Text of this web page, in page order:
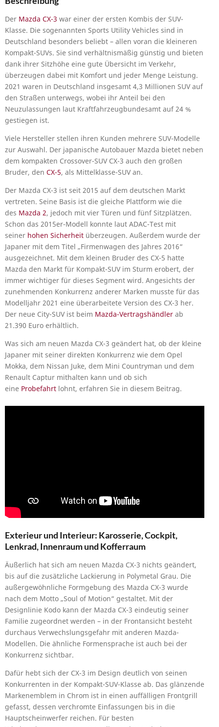
Der Mazda CX-3 war einer der ersten Kombis der SUV-
Klasse. Die sogenannten Sports Utility Vehicles sind in
Deutschland besonders beliebt – allen voran die kleineren
Kompakt-SUVs. Sie sind verhältnismäßig günstig und bieten
dank ihrer Sitzhöhe eine gute Übersicht im Verkehr,
überzeugen dabei mit Komfort und jeder Menge Leistung.
2021 waren in Deutschland insgesamt 4,3 Millionen SUV auf
den Straßen unterwegs, wobei ihr Anteil bei den
Neuzulassungen laut Kraftfahrzeugbundesamt auf 24 %
gestiegen ist.
Viele Hersteller stellen ihren Kunden mehrere SUV-Modelle
zur Auswahl. Der japanische Autobauer Mazda bietet neben
dem kompakten Crossover-SUV CX-3 auch den großen
Bruder, den CX-5, als Mittelklasse-SUV an.
Der Mazda CX-3 ist seit 2015 auf dem deutschen Markt
vertreten. Seine Basis ist die gleiche Plattform wie die
des Mazda 2, jedoch mit vier Türen und fünf Sitzplätzen.
Schon das 2015er-Modell konnte laut ADAC-Test mit
seiner hohen Sicherheitüberzeugen. Außerdem wurde der
Japaner mit dem Titel „Firmenwagen des Jahres 2016“
ausgezeichnet. Mit dem kleinen Bruder des CX-5 hatte
Mazda den Markt für Kompakt-SUV im Sturm erobert, der
immer wichtiger für dieses Segment wird. Angesichts der
zunehmenden Konkurrenz anderer Marken musste für das
Modelljahr 2021 eine überarbeitete Version des CX-3 her.
Der neue City-SUV ist beim Mazda-Vertragshändlerab
21.390 Euro erhältlich.
Was sich am neuen Mazda CX-3 geändert hat, ob der kleine
Japaner mit seiner direkten Konkurrenz wie dem Opel
Mokka, dem Nissan Juke, dem Mini Countryman und dem
Renault Captur mithalten kann und ob sich
eine Probefahrtlohnt, erfahren Sie in diesem Beitrag.
Exterieur und Interieur: Karosserie, Cockpit,
Lenkrad, Innenraum und Kofferraum
Äußerlich hat sich am neuen Mazda CX-3 nichts geändert,
bis auf die zusätzliche Lackierung in Polymetal Grau. Die
außergewöhnliche Formgebung des Mazda CX-3 wurde
nach dem Motto „Soul of Motion“ gestaltet. Mit der
Designlinie Kodo kann der Mazda CX-3 eindeutig seiner
Familie zugeordnet werden – in der Frontansicht besteht
durchaus Verwechslungsgefahr mit anderen Mazda-
Modellen. Die ähnliche Formensprache ist auch bei der
Konkurrenz sichtbar.
Dafür hebt sich der CX-3 im Design deutlich von seinen
Konkurrenten in der Kompakt-SUV-Klasse ab. Das glänzende
Markenemblem in Chrom ist in einen auffälligen Frontgrill
gefasst, dessen verchromte Einfassungen bis in die
Hauptscheinwerfer reichen. Für besten